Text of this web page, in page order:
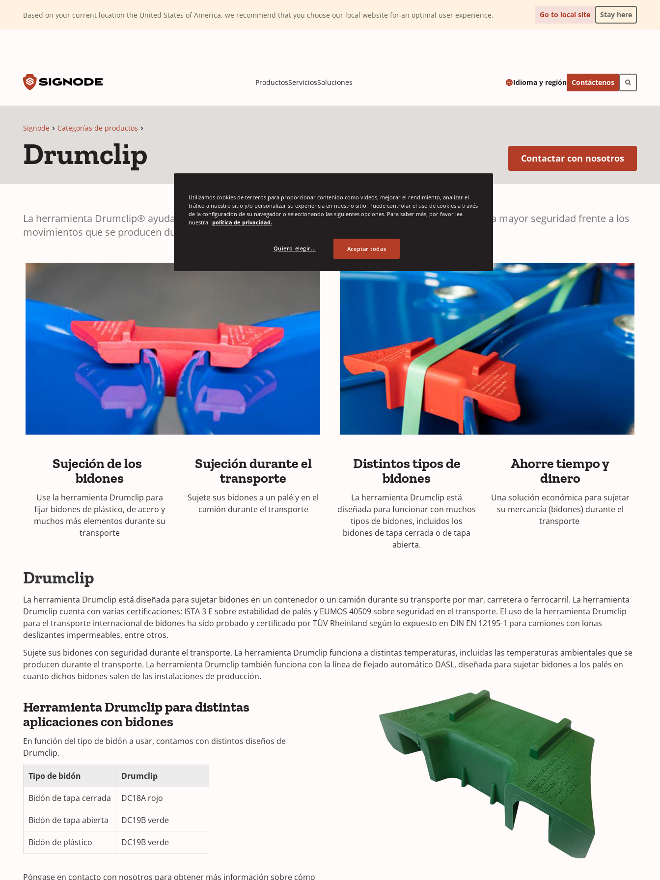
Based on your current location the United States of America, we recommend that you choose our local website for an optimal user experience. Go to local site Stay here
ProductosServiciosSoluciones Idioma y región Contáctenos
Signode Categorías de productos
Drumclip Contactar con nosotros(Opens
La herramienta Drumclip® ayuda a sujetar los bidones en un palé dentro de un camión para ofrecer una mayor seguridad frente a los
movimientos que se producen durante el transporte.
Sujeción de los
bidones
Use la herramienta Drumclip para
fijar bidones de plástico, de acero y
muchos más elementos durante su
transporte
Sujeción durante el
transporte
Sujete sus bidones a un palé y en el
camión durante el transporte
Distintos tipos de
bidones
La herramienta Drumclip está
diseñada para funcionar con muchos
tipos de bidones, incluidos los
bidones de tapa cerrada o de tapa
abierta.
Ahorre tiempo y
dinero
Una solución económica para sujetar
su mercancía (bidones) durante el
transporte
Drumclip
La herramienta Drumclip está diseñada para sujetar bidones en un contenedor o un camión durante su transporte por mar, carretera o ferrocarril. La herramienta
Drumclip cuenta con varias certificaciones: ISTA 3 E sobre estabilidad de palés y EUMOS 40509 sobre seguridad en el transporte. El uso de la herramienta Drumclip
para el transporte internacional de bidones ha sido probado y certificado por TÜV Rheinland según lo expuesto en DIN EN 12195-1 para camiones con lonas
deslizantes impermeables, entre otros.
Sujete sus bidones con seguridad durante el transporte. La herramienta Drumclip funciona a distintas temperaturas, incluidas las temperaturas ambientales que se
producen durante el transporte. La herramienta Drumclip también funciona con la línea de flejado automático DASL, diseñada para sujetar bidones a los palés en
cuanto dichos bidones salen de las instalaciones de producción.
Herramienta Drumclip para distintas
aplicaciones con bidones
En función del tipo de bidón a usar, contamos con distintos diseños de
Drumclip.
Tipo de bidón Drumclip
Bidón de tapa cerrada DC18A rojo
Bidón de tapa abierta DC19B verde
Bidón de plástico DC19B verde
Póngase en contacto con nosotros para obtener más información sobre cómo
Utilizamos cookies de terceros para proporcionar contenido como videos, mejorar el rendimiento, analizar el
tráfico a nuestro sitio y/o personalizar su experiencia en nuestro sitio. Puede controlar el uso de cookies a través
de la configuración de su navegador o seleccionando las siguientes opciones. Para saber más, por favor lea
nuestra política de privacidad.
Quiero elegir... Aceptar todas